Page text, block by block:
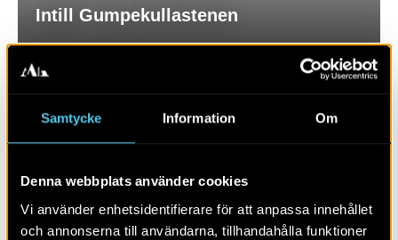
Samtycke Information Om
Denna webbplats använder cookies
Vi använder enhetsidentifierare för att anpassa innehållet
och annonserna till användarna, tillhandahålla funktioner
Intill Gumpekullastenen